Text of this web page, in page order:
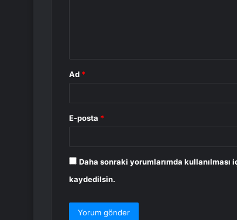
Ad *
E-posta *
Daha sonraki yorumlarımda kullanılması
kaydedilsin.